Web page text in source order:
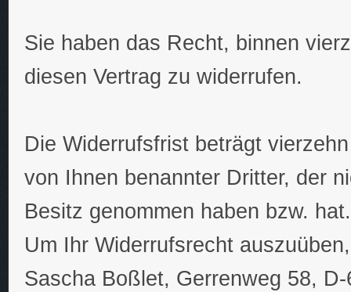
Sie haben das Recht, binnen
diesen Vertrag zu widerrufen.
Die Widerrufsfrist beträgt
von Ihnen benannter Dritter, der
Besitz genommen haben bzw. hat.
Um Ihr Widerrufsrecht
Sascha Boßlet, Gerrenweg 58,